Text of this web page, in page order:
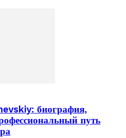
биография,
путь